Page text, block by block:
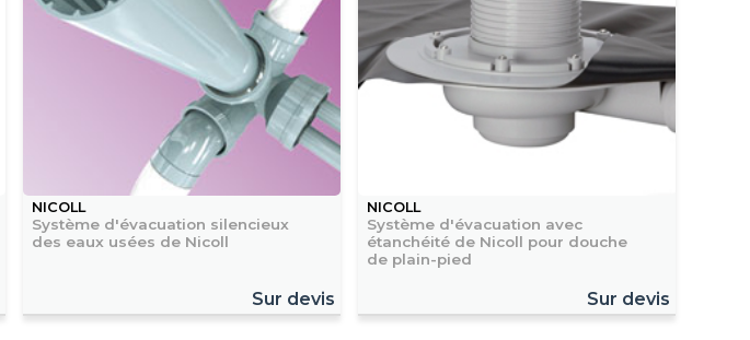
NICOLL
Système d'évacuation silencieux
des eaux usées de Nicoll
Sur devis
NICOLL
Système d'évacuation avec
étanchéité de Nicoll pour douche
de plain-pied
Sur devis